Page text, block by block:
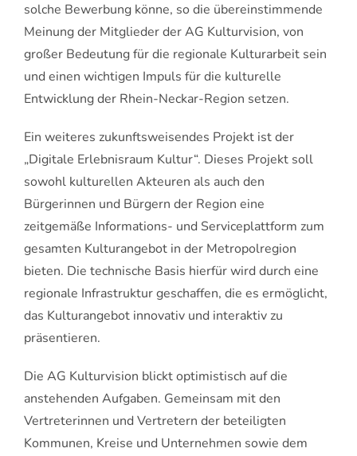
solche Bewerbung könne, so die übereinstimmende
Meinung der Mitglieder der AG Kulturvision, von
großer Bedeutung für die regionale Kulturarbeit sein
und einen wichtigen Impuls für die kulturelle
Entwicklung der Rhein-Neckar-Region setzen.
Ein weiteres zukunftsweisendes Projekt ist der
„Digitale Erlebnisraum Kultur“. Dieses Projekt soll
sowohl kulturellen Akteuren als auch den
Bürgerinnen und Bürgern der Region eine
zeitgemäße Informations- und Serviceplattform zum
gesamten Kulturangebot in der Metropolregion
bieten. Die technische Basis hierfür wird durch eine
regionale Infrastruktur geschaffen, die es ermöglicht,
das Kulturangebot innovativ und interaktiv zu
präsentieren.
Die AG Kulturvision blickt optimistisch auf die
anstehenden Aufgaben. Gemeinsam mit den
Vertreterinnen und Vertretern der beteiligten
Kommunen, Kreise und Unternehmen sowie dem